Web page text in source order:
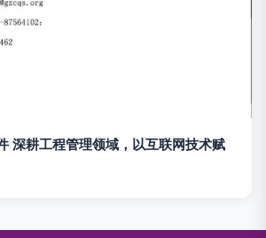
深耕工程管理领域，以互联网技术赋